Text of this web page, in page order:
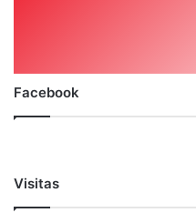
Facebook
Visitas